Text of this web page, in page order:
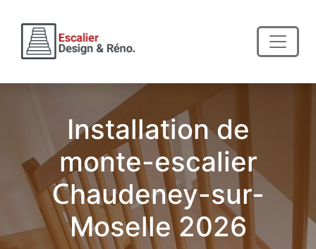
Installation de
monte-escalier
Chaudeney-sur-
Moselle 2026